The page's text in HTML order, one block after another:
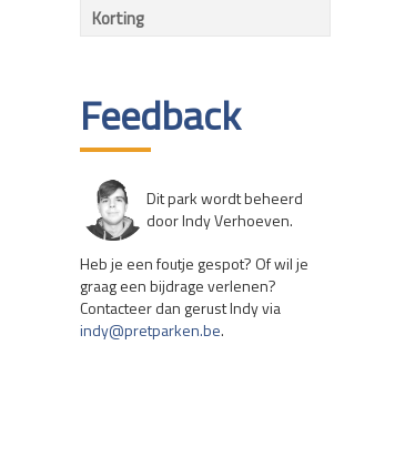
Korting
Feedback
Dit park wordt beheerd
door Indy Verhoeven.
Heb je een foutje gespot? Of wil je
graag een bijdrage verlenen?
Contacteer dan gerust Indy via
indy@pretparken.be.